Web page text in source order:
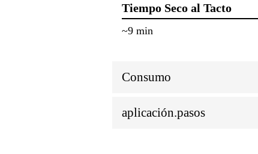
Tiempo Seco al Tacto
~9 min
Consumo
aplicación.pasos